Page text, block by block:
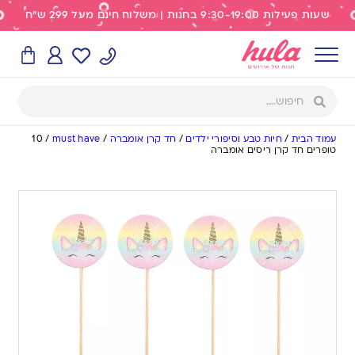
שעות פעילות 9:30-19:00 בחנות | משלוח חינם מעל 299 ש"ח
עמוד הבית /חיות טבע וסיפורי ילדים / חד קרן אומברה /
must have
/
10
טופרים חד קרן ריסים אומברה